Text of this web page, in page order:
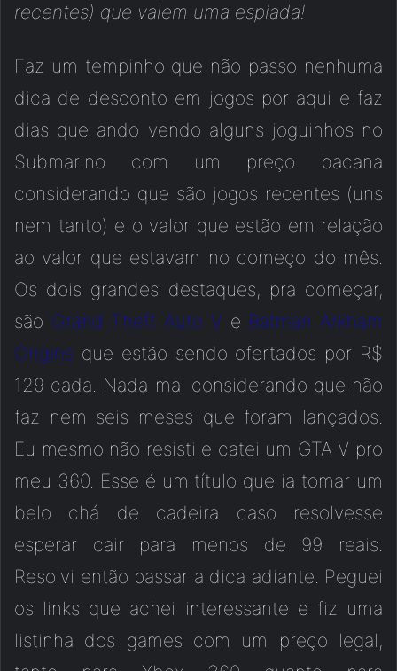
recentes) que valem uma espiada!
Faz um tempinho que não passo nenhuma
dica de desconto em jogos por aqui e faz
dias que ando vendo alguns joguinhos no
Submarino com um preço bacana
considerando que são jogos recentes (uns
nem tanto) e o valor que estão em relação
ao valor que estavam no começo do mês.
Os dois grandes destaques, pra começar,
são Grand Theft Auto V e Batman Arkham
Origins que estão sendo ofertados por R$
129 cada. Nada mal considerando que não
faz nem seis meses que foram lançados.
Eu mesmo não resisti e catei um GTA V pro
meu 360. Esse é um título que ia tomar um
belo chá de cadeira caso resolvesse
esperar cair para menos de 99 reais.
Resolvi então passar a dica adiante. Peguei
os links que achei interessante e fiz uma
listinha dos games com um preço legal,